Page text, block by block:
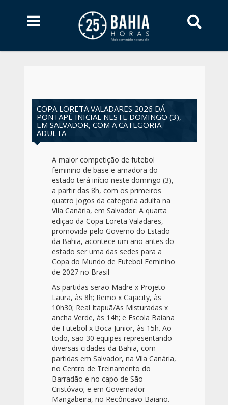
COPA LORETA VALADARES 2026 DÁ
PONTAPÉ INICIAL NESTE DOMINGO (3),
EM SALVADOR, COM A CATEGORIA
ADULTA
A maior competição de futebol
feminino de base e amadora do
estado terá início neste domingo (3),
a partir das 8h, com os primeiros
quatro jogos da categoria adulta na
Vila Canária, em Salvador. A quarta
edição da Copa Loreta Valadares,
promovida pelo Governo do Estado
da Bahia, acontece um ano antes do
estado ser uma das sedes para a
Copa do Mundo de Futebol Feminino
de 2027 no Brasil
As partidas serão Madre x Projeto
Laura, às 8h; Remo x Cajacity, às
10h30; Real Itapuã/As Misturadas x
ancha Verde, às 14h; e Escola Baiana
de Futebol x Boca Junior, às 15h. Ao
todo, são 30 equipes representando
diversas cidades da Bahia, com
partidas em Salvador, na Vila Canária,
no Centro de Treinamento do
Barradão e no capo de São
Cristóvão; e em Governador
Mangabeira, no Recôncavo Baiano.